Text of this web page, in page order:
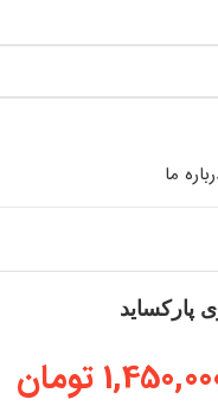
ما
پارکساید
تومان